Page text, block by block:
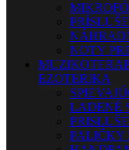
NOTY
EZOTERIKA
LADENÉ
PALIČKY